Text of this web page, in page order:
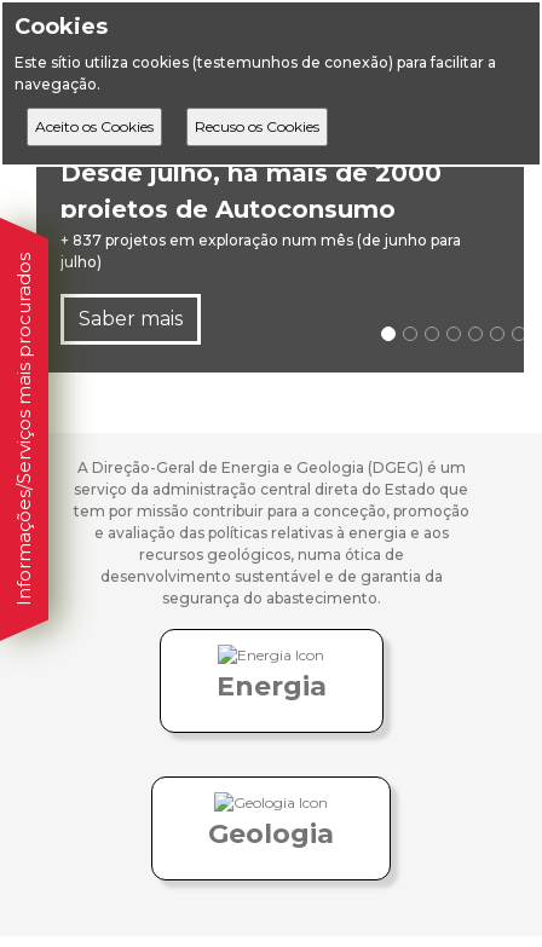
Cookies
Este sítio utiliza cookies (testemunhos de conexão) para facilitar a
navegação.
Desde julho, há mais de 2000
projetos de Autoconsumo
Coletivo em exploração
+ 837 projetos em exploração num mês (de junho para
julho)
Saber mais
Informações/Serviços mais procurados
A Direção-Geral de Energia e Geologia (DGEG) é um
serviço da administração central direta do Estado que
tem por missão contribuir para a conceção, promoção
e avaliação das políticas relativas à energia e aos
recursos geológicos, numa ótica de
desenvolvimento sustentável e de garantia da
segurança do abastecimento.
Energia
Geologia